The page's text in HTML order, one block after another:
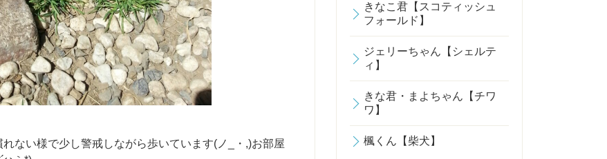
ない様で少し警戒しながら歩いています(ノ_・,)お部屋
きなこ君【スコティッシュ
フォールド】
ジェリーちゃん【シェルテ
ィ】
きな君・まよちゃん【チワ
ワ】
楓くん【柴犬】